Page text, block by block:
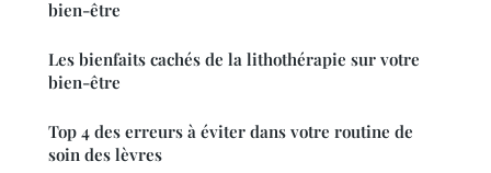
bien-être
Les bienfaits cachés de la lithothérapie sur votre
bien-être
Top 4 des erreurs à éviter dans votre routine de
soin des lèvres